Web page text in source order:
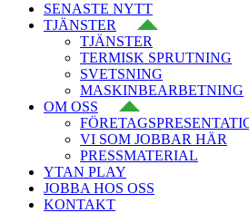
SENASTE NYTT
TJÄNSTER
TJÄNSTER
TERMISK SPRUTNING
SVETSNING
MASKINBEARBETNING
OM OSS
VI SOM JOBBAR HÄR
PRESSMATERIAL
YTAN PLAY
JOBBA HOS OSS
KONTAKT